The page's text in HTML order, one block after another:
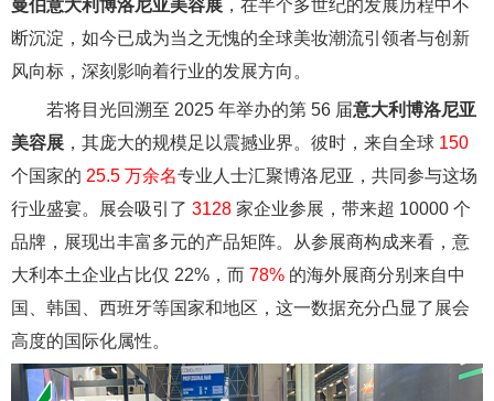
曼伯意大利博洛尼亚美容展 ，在半个多世纪的发展历程中不
断沉淀，如今已成为当之无愧的全球美妆潮流引领者与创新
风向标，深刻影响着行业的发展方向。
若将目光回溯至 2025 年举办的第 56 届意大利博洛尼亚
美容展 ，其庞大的规模足以震撼业界。彼时，来自全球 150
个国家的 25.5 万余名专业人士汇聚博洛尼亚，共同参与这场
行业盛宴。展会吸引了 3128 家企业参展，带来超 10000 个
品牌，展现出丰富多元的产品矩阵。从参展商构成来看，意
大利本土企业占比仅 22%，而 78% 的海外展商分别来自中
国、韩国、西班牙等国家和地区，这一数据充分凸显了展会
高度的国际化属性。